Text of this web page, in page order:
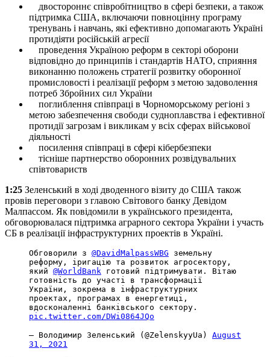
двостороннє співробітництво в сфері безпеки, а також
підтримка США, включаючи повноцінну програму
тренувань і навчань, які ефективно допомагають Україні
протидіяти російській агресії
проведення Україною реформ в секторі оборони
відповідно до принципів і стандартів НАТО, сприяння
виконанню положень стратегії розвитку оборонної
промисловості і реалізації реформ з метою задоволення
потреб Збройних сил України
поглиблення співпраці в Чорноморському регіоні з
метою забезпечення свободи судноплавства і ефективної
протидії загрозам і викликам у всіх сферах військової
діяльності
посилення співпраці в сфері кібербезпеки
тісніше партнерство оборонних розвідувальних
співтовариств
1:25 Зеленський в ході дводенного візиту до США також
провів переговори з главою Світового банку Девідом
Малпассом. Як повідомили в українського президента,
обговорювалася підтримка аграрного сектора України і участь
СБ в реалізації інфраструктурних проектів в Україні.
Обговорили з @DavidMalpassWBG земельну
реформу, іригацію та розвиток агросектору,
який @WorldBank готовий підтримувати. Вітаю
готовність до участі в трансформації
України, зокрема в інфраструктурних
проектах, програмах в енергетиці,
вдосконаленні банківського сектору.
pic.twitter.com/DWi0864JQo
— Володимир Зеленський (@ZelenskyyUa) August
31, 2021